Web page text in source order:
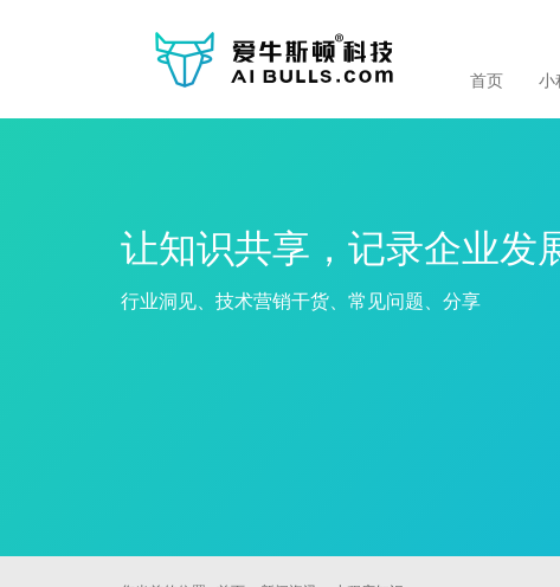
首页 小
让知识共享，记录企业发
行业洞见、技术营销干货、常见问题、分享